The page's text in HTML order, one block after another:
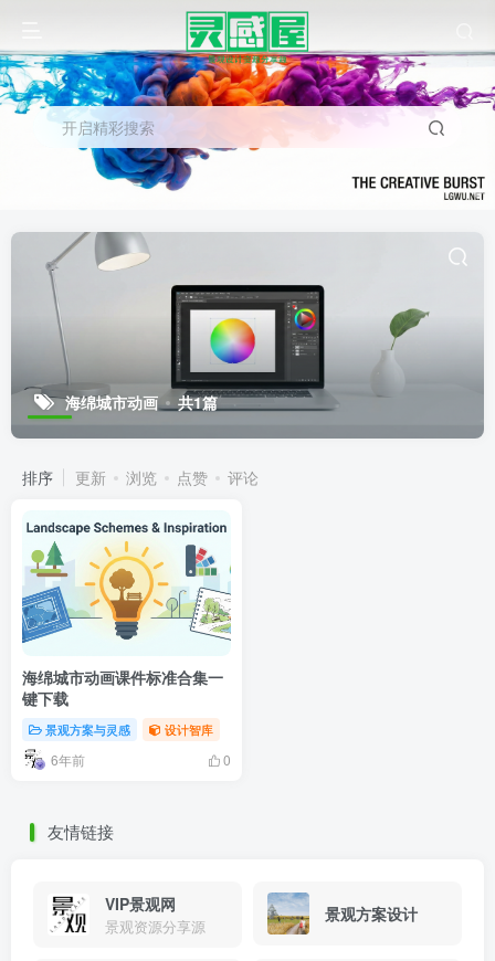
开启精彩搜索
海绵城市动画 共1篇
排序 更新 浏览 点赞 评论
海绵城市动画课件标准合集一
键下载
景观方案与灵感 设计智库
6年前 0
友情链接
VIP景观网
景观资源分享源
景观方案设计